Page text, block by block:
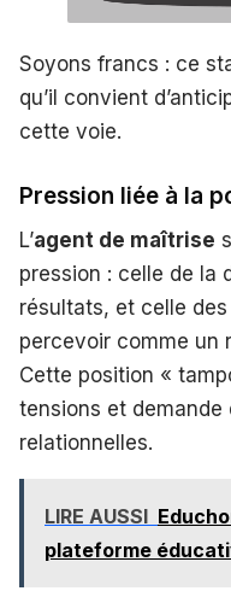
Soyons francs : ce
qu’il convient
cette voie.
Pression liée à la
L’agent de maîtrise
pression : celle de la
résultats, et celle
percevoir comme un
Cette position «
tensions et demande
relationnelles.
LIRE AUSSI
plateforme